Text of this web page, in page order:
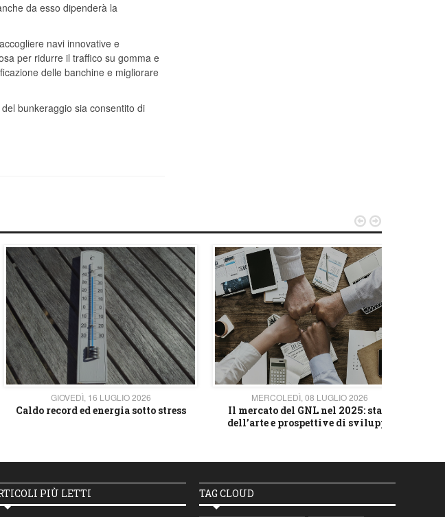
da esso dipenderà la
navi innovative e
per ridurre il traffico su gomma e
delle banchine e migliorare
bunkeraggio sia consentito di
GIOVEDÌ, 16 LUGLIO 2026
Caldo record ed energia sotto stress
MERCOLEDÌ, 08 LUGLIO 2026
Il mercato del GNL nel 2025: stato
dell’arte e prospettive di sviluppo
 
PIÙ LETTI TAG CLOUD